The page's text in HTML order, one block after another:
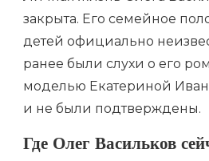
закрыта. Его семейное
детей официально
ранее были слухи о его
моделью Екатериной
и не были подтверждены.
Где Олег Васильков